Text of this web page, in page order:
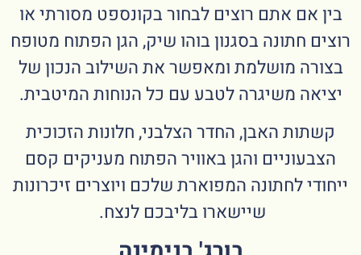
בין אם אתם רוצים לבחור בקונספט מסורתי או
רוצים חתונה בסגנון בוהו שיק, הגן הפתוח מטופח
בצורה מושלמת ומאפשר את השילוב הנכון של
יציאה משיגרה לטבע עם כל הנוחות המיטבית.
קשתות האבן, החדר הצלבני, חלונות הזכוכית
הצבעוניים והגן באוויר הפתוח מעניקים קסם
ייחודי לחתונה המפוארת שלכם ויוצרים זיכרונות
שיישארו בליבכם לנצח.